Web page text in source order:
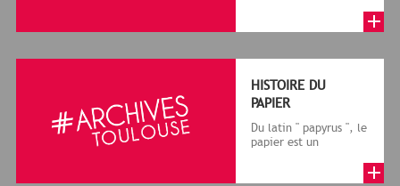
le cadre de la f...
HISTOIRE DU
PAPIER
Du latin " papyrus ", le
papier est un